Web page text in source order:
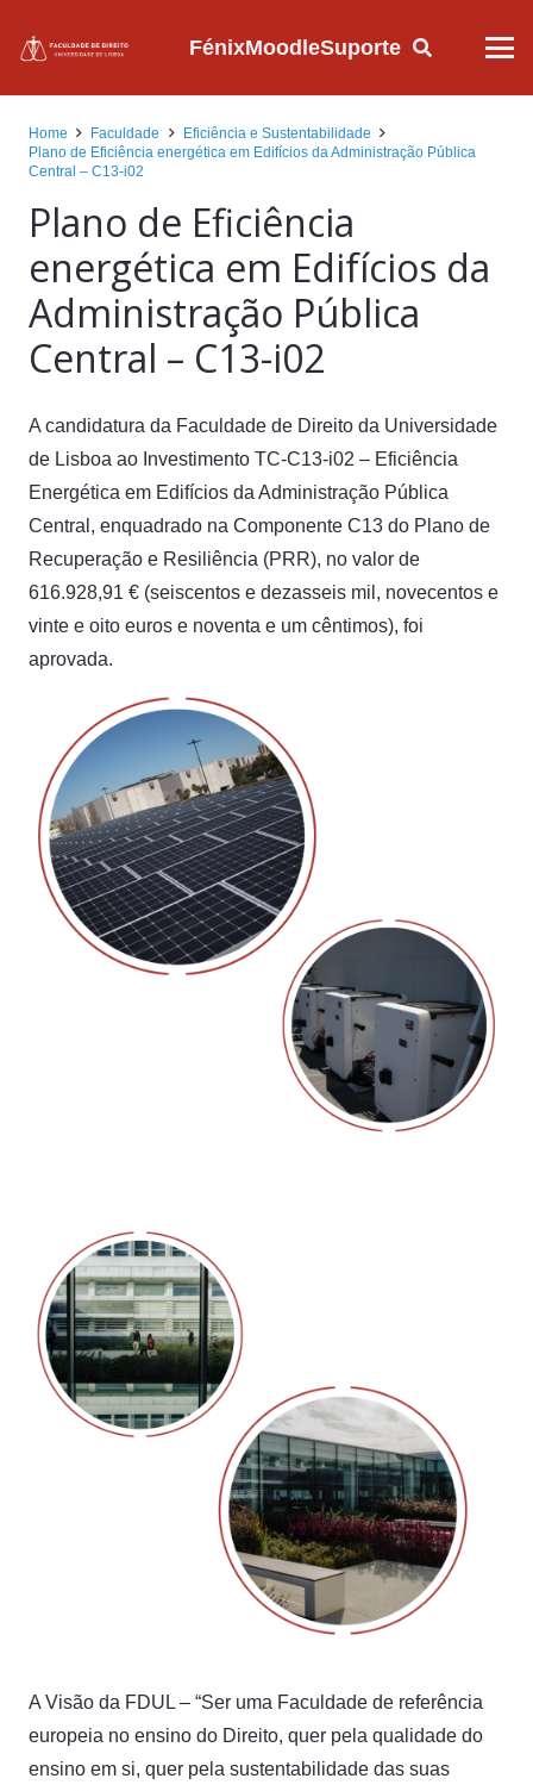
FénixMoodleSuporte
Home Faculdade
Eficiência e Sustentabilidade
Plano de Eficiência energética em Edifícios da Administração Pública
Central – C13-i02
Plano de Eficiência
energética em Edifícios da
Administração Pública
Central – C13-i02
A candidatura da Faculdade de Direito da Universidade
de Lisboa ao Investimento TC-C13-i02 – Eficiência
Energética em Edifícios da Administração Pública
Central, enquadrado na Componente C13 do Plano de
Recuperação e Resiliência (PRR), no valor de
616.928,91 € (seiscentos e dezasseis mil, novecentos e
vinte e oito euros e noventa e um cêntimos), foi
aprovada.
A Visão da FDUL – “Ser uma Faculdade de referência
europeia no ensino do Direito, quer pela qualidade do
ensino em si, quer pela sustentabilidade das suas